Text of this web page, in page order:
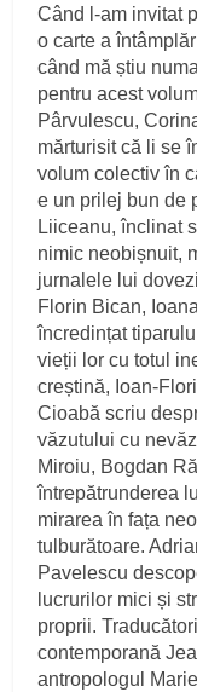
Când l-am invitat
o carte a
când mă știu
pentru acest
Pârvulescu,
mărturisit că li se
volum colectiv în
e un prilej bun de
Liiceanu, înclinat
nimic neobișnuit,
jurnalele lui
Florin Bican,
încredințat
vieții lor cu totul
creștină, Ioan-
Cioabă scriu
văzutului cu
Miroiu, Bogdan
întrepătrunderea
mirarea în fața
tulburătoare.
Pavelescu
lucrurilor mici și
proprii.
contemporană
antropologul